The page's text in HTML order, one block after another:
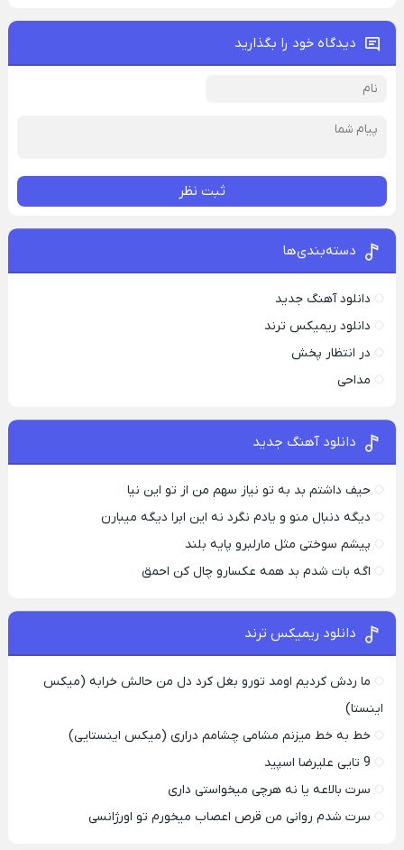
دیدگاه خود را بگذارید
ثبت نظر
دسته‌بندی‌ها
دانلود آهنگ جدید
دانلود ریمیکس ترند
در انتظار پخش
مداحی
دانلود آهنگ جدید
حیف داشتم بد به تو نیاز سهم من از تو این نیا
دیگه دنبال منو و یادم نگرد نه این ابرا دیگه میبارن
پیشم سوختی مثل مارلبرو پایه بلند
اگه بات شدم بد همه عکسارو چال کن احمق
دانلود ریمیکس ترند
ما ردش کردیم اومد تورو بغل کرد دل من حالش خرابه (میکس
اینستا)
خط به خط میزنم مشامی چشامم دراری (میکس اینستایی)
9 تایی علیرضا اسپید
سرت بالاعه یا نه هرچی میخواستی داری
سرت شدم روانی من قرص اعصاب میخورم تو اورژانسی